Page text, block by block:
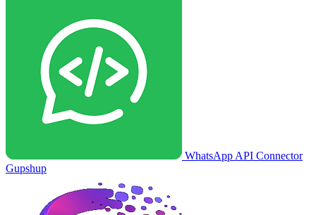
WhatsApp API Connector
Gupshup